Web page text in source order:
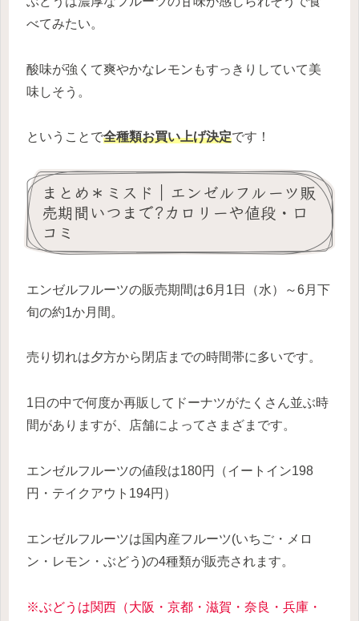
べてみたい。
酸味が強くて爽やかなレモンもすっきりしていて美
味しそう。
ということで全種類お買い上げ決定です！
まとめ＊ミスド｜エンゼルフルーツ販
売期間いつまで?カロリーや値段・口
コミ
エンゼルフルーツの販売期間は6月1日（水）～6月下
旬の約1か月間。
売り切れは夕方から閉店までの時間帯に多いです。
1日の中で何度か再販してドーナツがたくさん並ぶ時
間がありますが、店舗によってさまざまです。
エンゼルフルーツの値段は180円（イートイン198
円・テイクアウト194円）
エンゼルフルーツは国内産フルーツ(いちご・メロ
ン・レモン・ぶどう)の4種類が販売されます。
※ぶどうは関西（大阪・京都・滋賀・奈良・兵庫・